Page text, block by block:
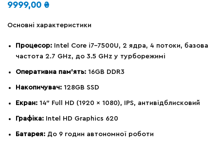
9999,00 ₴
Основні характеристики
Процесор: Intel Core i7-7500U, 2 ядра, 4 потоки, базова
частота 2.7 GHz, до 3.5 GHz у турборежимі
Оперативна пам’ять: 16GB DDR3
Накопичувач: 128GB SSD
Екран: 14″ Full HD (1920 x 1080), IPS, антивідблисковий
Графіка: Intel HD Graphics 620
Батарея: До 9 годин автономної роботи